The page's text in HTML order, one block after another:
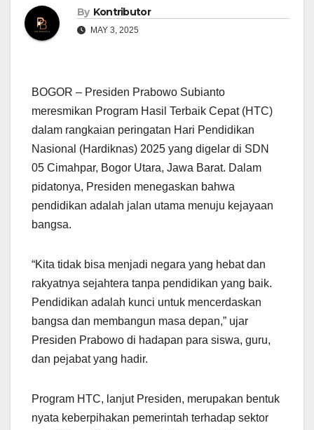
By Kontributor
MAY 3, 2025
BOGOR – Presiden Prabowo Subianto
meresmikan Program Hasil Terbaik Cepat (HTC)
dalam rangkaian peringatan Hari Pendidikan
Nasional (Hardiknas) 2025 yang digelar di SDN
05 Cimahpar, Bogor Utara, Jawa Barat. Dalam
pidatonya, Presiden menegaskan bahwa
pendidikan adalah jalan utama menuju kejayaan
bangsa.
“Kita tidak bisa menjadi negara yang hebat dan
rakyatnya sejahtera tanpa pendidikan yang baik.
Pendidikan adalah kunci untuk mencerdaskan
bangsa dan membangun masa depan,” ujar
Presiden Prabowo di hadapan para siswa, guru,
dan pejabat yang hadir.
Program HTC, lanjut Presiden, merupakan bentuk
nyata keberpihakan pemerintah terhadap sektor